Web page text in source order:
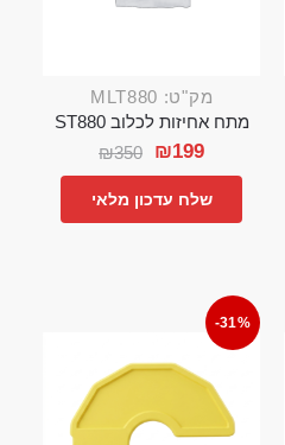
מק"ט: MLT880
מתח אחיזות לכלוב ST880
₪350 ₪199
שלח עדכון מלאי
-31%